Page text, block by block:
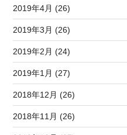
2019年4月 (26)
2019年3月 (26)
2019年2月 (24)
2019年1月 (27)
2018年12月 (26)
2018年11月 (26)